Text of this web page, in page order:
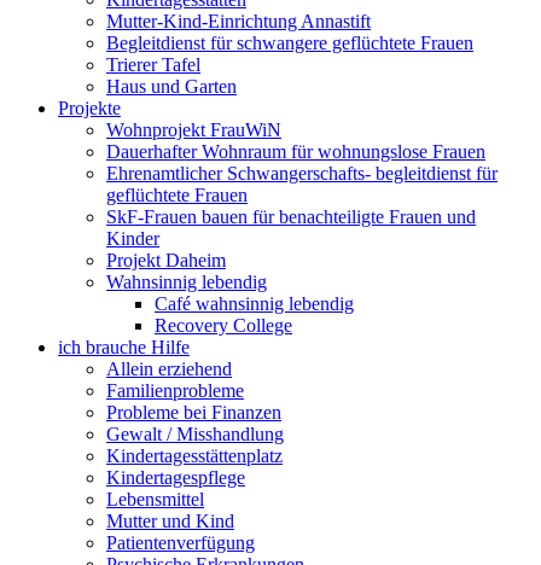
Mutter-Kind-Einrichtung Annastift
Begleitdienst für schwangere geflüchtete Frauen
Trierer Tafel
Haus und Garten
Projekte
Wohnprojekt FrauWiN
Dauerhafter Wohnraum für wohnungslose Frauen
Ehrenamtlicher Schwangerschafts- begleitdienst für
geflüchtete Frauen
SkF-Frauen bauen für benachteiligte Frauen und
Kinder
Projekt Daheim
Wahnsinnig lebendig
Café wahnsinnig lebendig
Recovery College
ich brauche Hilfe
Allein erziehend
Familienprobleme
Probleme bei Finanzen
Gewalt / Misshandlung
Kindertagesstättenplatz
Kindertagespflege
Lebensmittel
Mutter und Kind
Patientenverfügung